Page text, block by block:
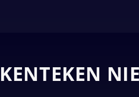
KENTEKEN